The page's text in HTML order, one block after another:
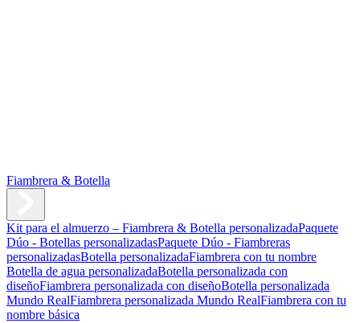
Fiambrera & Botella
Kit para el almuerzo – Fiambrera & Botella personalizadaPaquete
Dúo - Botellas personalizadasPaquete Dúo - Fiambreras
personalizadasBotella personalizadaFiambrera con tu nombre
Botella de agua personalizadaBotella personalizada con
diseñoFiambrera personalizada con diseñoBotella personalizada
Mundo RealFiambrera personalizada Mundo RealFiambrera con tu
nombre básica